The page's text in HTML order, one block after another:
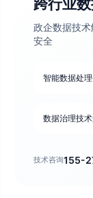
跨行业
政企数据技术
安全
智能数据处
数据治理技
技术咨询155-